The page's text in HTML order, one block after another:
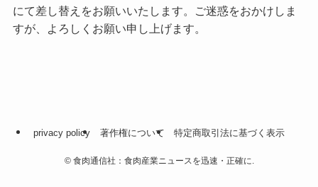
にて差し替えをお願いいたします。ご迷惑をおかけしま
すが、よろしくお願い申し上げます。
privacy policy 著作権について 特定商取引法に基づく表示
©食肉通信社：食肉産業ニュースを迅速・正確に.